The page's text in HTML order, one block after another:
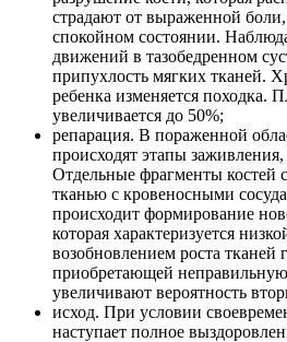
страдают от выраженной боли,
спокойном состоянии.
движений в тазобедренном
припухлость мягких тканей.
ребенка изменяется походка.
увеличивается до 50%;
репарация. В пораженной
происходят этапы заживления,
Отдельные фрагменты костей
тканью с кровеносными
происходит формирование
которая характеризуется
возобновлением роста тканей
приобретающей
увеличивают вероятность
исход. При условии
наступает полное